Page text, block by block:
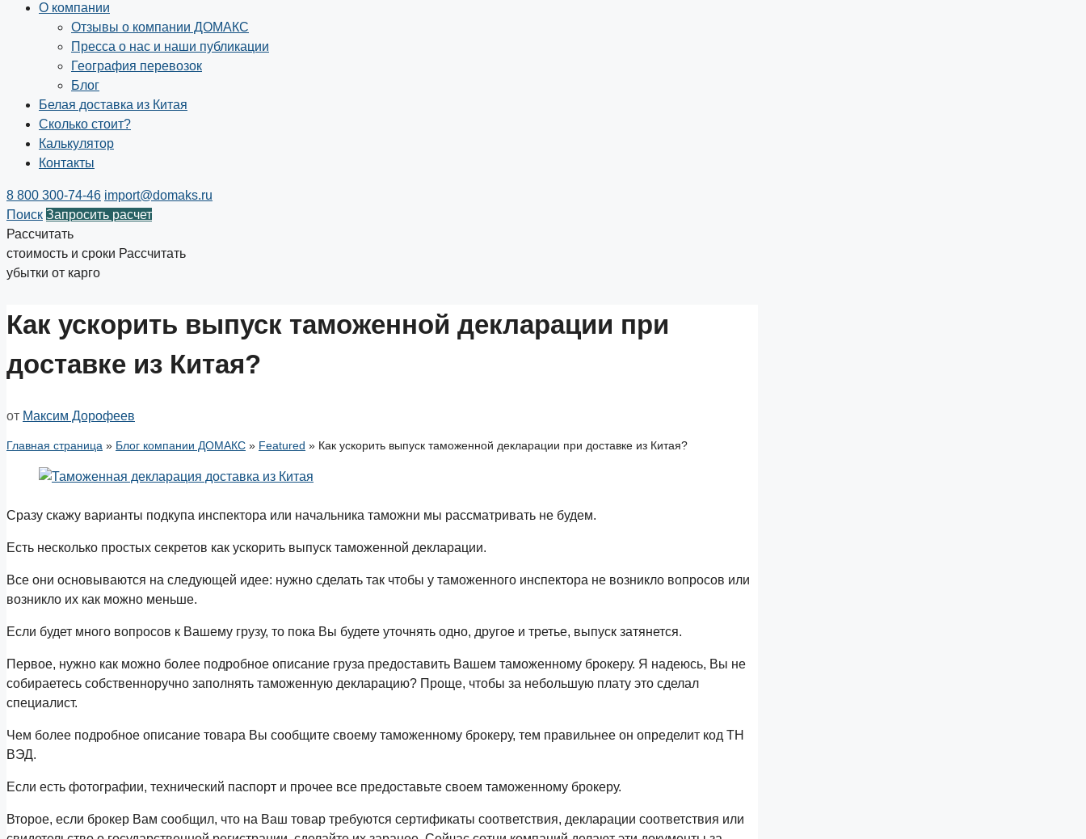
О компании
Отзывы о компании ДОМАКС
Пресса о нас и наши публикации
География перевозок
Блог
Белая доставка из Китая
Сколько стоит?
Калькулятор
Контакты
8 800 300-74-46 import@domaks.ru
Поиск Запросить расчет
Рассчитать
стоимость и сроки Рассчитать
убытки от карго
Как ускорить выпуск таможенной декларации при
доставке из Китая?
от Максим Дорофеев
Главная страница » Блог компании ДОМАКС » Featured » Как ускорить выпуск таможенной декларации при доставке из Китая?
Сразу скажу варианты подкупа инспектора или начальника таможни мы рассматривать не будем.
Есть несколько простых секретов как ускорить выпуск таможенной декларации.
Все они основываются на следующей идее: нужно сделать так чтобы у таможенного инспектора не возникло вопросов или
возникло их как можно меньше.
Если будет много вопросов к Вашему грузу, то пока Вы будете уточнять одно, другое и третье, выпуск затянется.
Первое, нужно как можно более подробное описание груза предоставить Вашем таможенному брокеру. Я надеюсь, Вы не
собираетесь собственноручно заполнять таможенную декларацию? Проще, чтобы за небольшую плату это сделал
специалист.
Чем более подробное описание товара Вы сообщите своему таможенному брокеру, тем правильнее он определит код ТН
ВЭД.
Если есть фотографии, технический паспорт и прочее все предоставьте своем таможенному брокеру.
Второе, если брокер Вам сообщил, что на Ваш товар требуются сертификаты соответствия, декларации соответствия или